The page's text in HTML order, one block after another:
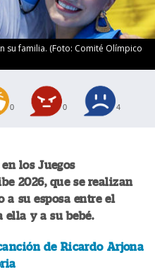
su familia. (Foto: Comité Olímpico
0 0 4
los Juegos
2026, que se realizan
a su esposa entre el
ella y a su bebé.
de Ricardo Arjona